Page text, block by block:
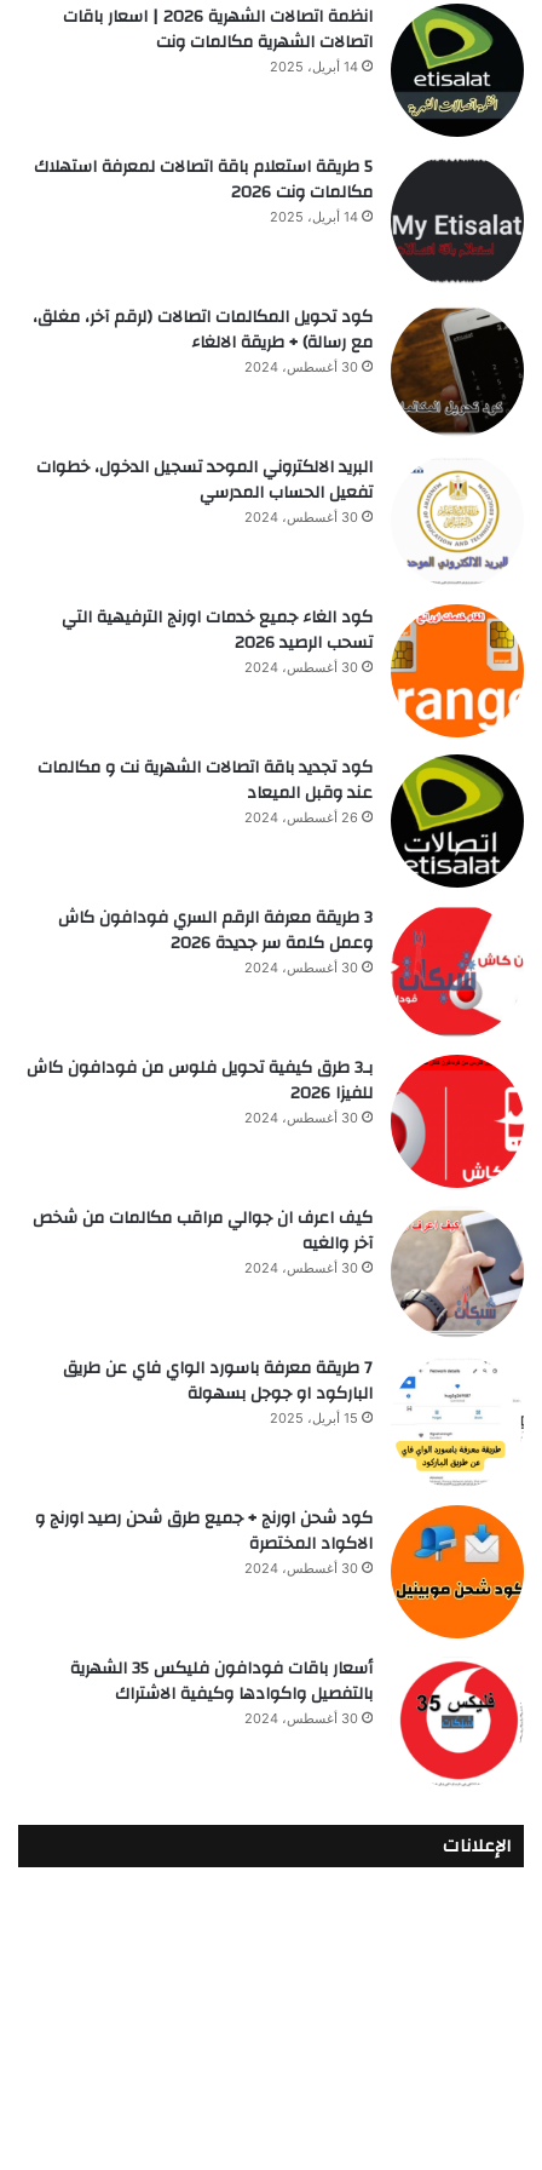
انظمة اتصالات الشهرية 2026 | اسعار باقات
اتصالات الشهرية مكالمات ونت
14 أبريل، 2025
5 طريقة استعلام باقة اتصالات لمعرفة استهلاك
مكالمات ونت 2026
14 أبريل، 2025
كود تحويل المكالمات اتصالات (لرقم آخر، مغلق،
مع رسالة) + طريقة الالغاء
30 أغسطس، 2024
البريد الالكتروني الموحد تسجيل الدخول، خطوات
تفعيل الحساب المدرسي
30 أغسطس، 2024
كود الغاء جميع خدمات اورنج الترفيهية التي
تسحب الرصيد 2026
30 أغسطس، 2024
كود تجديد باقة اتصالات الشهرية نت و مكالمات
عند وقبل الميعاد
26 أغسطس، 2024
3 طريقة معرفة الرقم السري فودافون كاش
وعمل كلمة سر جديدة 2026
30 أغسطس، 2024
بـ3 طرق كيفية تحويل فلوس من فودافون كاش
للفيزا 2026
30 أغسطس، 2024
كيف اعرف ان جوالي مراقب مكالمات من شخص
آخر والغيه
30 أغسطس، 2024
7 طريقة معرفة باسورد الواي فاي عن طريق
الباركود او جوجل بسهولة
15 أبريل، 2025
كود شحن اورنج + جميع طرق شحن رصيد اورنج و
الاكواد المختصرة
30 أغسطس، 2024
أسعار باقات فودافون فلیکس 35 الشهرية
بالتفصيل واكوادها وكيفية الاشتراك
30 أغسطس، 2024
الإعلانات